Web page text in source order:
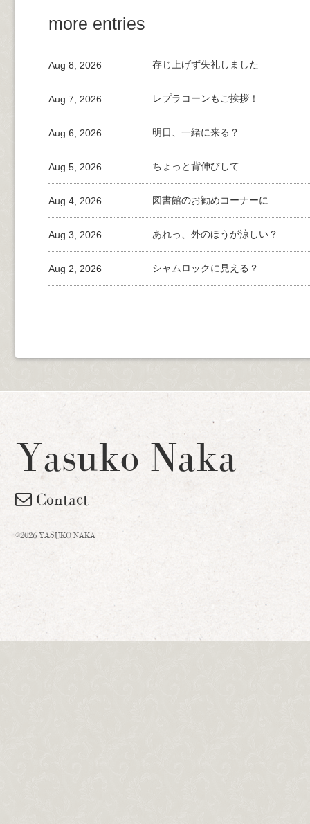
more entries
存じ上げず失礼しました
Aug 8, 2026
レプラコーンもご挨拶！
Aug 7, 2026
明日、一緒に来る？
Aug 6, 2026
ちょっと背伸びして
Aug 5, 2026
図書館のお勧めコーナーに
Aug 4, 2026
あれっ、外のほうが涼しい？
Aug 3, 2026
シャムロックに見える？
Aug 2, 2026
Yasuko Naka
Contact
©2026 YASUKO NAKA